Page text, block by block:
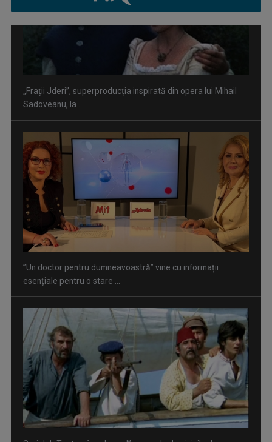
”Un doctor pentru dumneavoastră” vine cu informații
esențiale pentru o stare ...
Serialul „Toate pânzele sus!” ne umple duminicile de
aventură, la TVR 2